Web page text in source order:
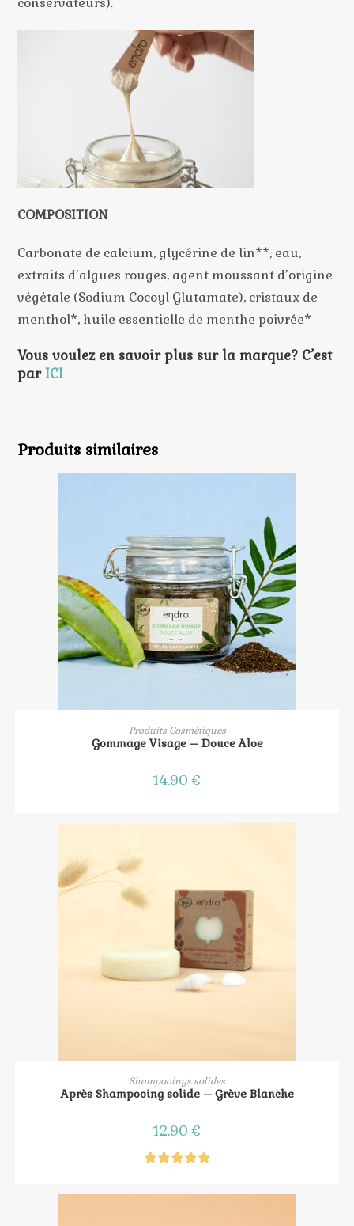
COMPOSITION
Carbonate de calcium, glycérine de lin**, eau,
extraits d’algues rouges, agent moussant d’origine
végétale (Sodium Cocoyl Glutamate), cristaux de
menthol*, huile essentielle de menthe poivrée*
Vous voulez en savoir plus sur la marque? C’est
parICI
Produits similaires
AJOUTER AU PANIER
Produits Cosmétiques
Gommage Visage – Douce Aloe
14.90€
AJOUTER AU PANIER
Shampooings solides
Après Shampooing solide – Grève Blanche
12.90€
sur 5